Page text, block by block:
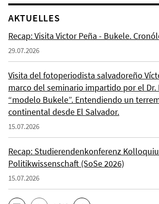
AKTUELLES
Recap: Visita Victor Peña - Bukele.
29.07.2026
Visita del fotoperiodista salvadoreño
marco del seminario impartido por el Dr.
“modelo Bukele”. Entendiendo un
continental desde El Salvador.
15.07.2026
Recap: Studierendenkonferenz
Politikwissenschaft (SoSe 2026)
15.07.2026